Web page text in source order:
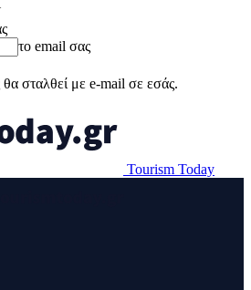
το email σας
σταλθεί με e-mail σε εσάς.
Tourism Today